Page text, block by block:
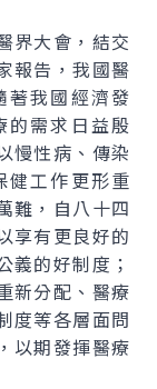
大會，結交
報告，我國醫
著我國經濟發
的需求日益殷
慢性病、傳染
健工作更形重
難，自八十四
享有更良好的
義的好制度；
新分配、醫療
度等各層面問
以期發揮醫療